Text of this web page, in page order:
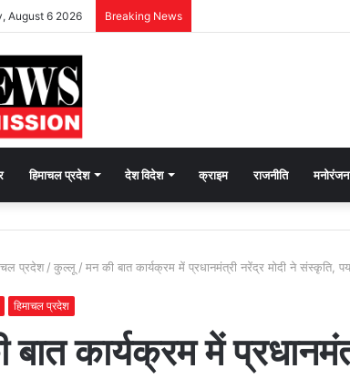
August 6 2026 Breaking News
हिमाचल प्रदेश देश विदेश क्राइम राजनीति मनोरंजन
प्रदेश / कुल्लू / मन की बात कार्यक्रम में प्रधानमंत्री नरेंद्र मोदी ने संस्कृति,
हिमाचल प्रदेश
कार्यक्रम में